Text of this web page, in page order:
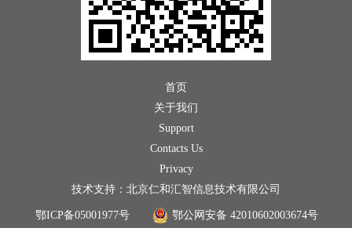
首页
关于我们
Support
Contacts Us
Privacy
技术支持：北京仁和汇智信息技术有限公司
鄂ICP备05001977号 鄂公网安备 42010602003674号